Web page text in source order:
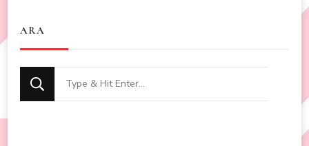
ARA
Looking
for